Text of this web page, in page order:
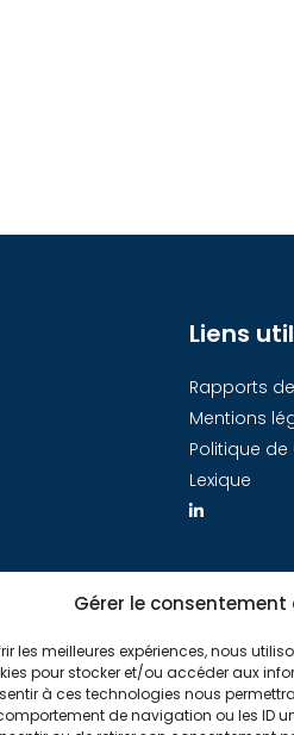
Gérer le consentement
les meilleures expériences, nous
pour stocker et/ou accéder aux
à ces technologies nous
de navigation ou les ID
Liens
Rapports
Mentions
Politique de
Lexique